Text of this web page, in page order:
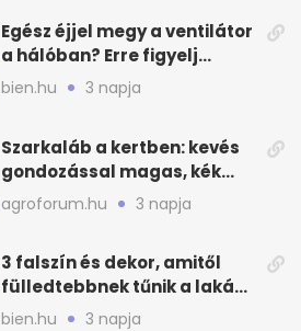
Egész éjjel megy a ventilátor
a hálóban? Erre figyelj
alvásnál nyáron
bien.hu 3 napja
Szarkaláb a kertben: kevés
gondozással magas, kék
virágfalat ad
agroforum.hu 3 napja
3 falszín és dekor, amitől
fülledtebbnek tűnik a lakás
nyáron
bien.hu 3 napja